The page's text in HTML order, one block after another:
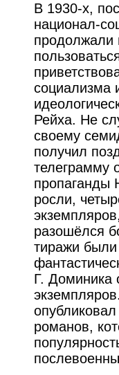
В 1930-х,
национал-
продолжали
социализма
Рейха. Не
своему
получил
телеграмму
пропаганды
росли,
разошёлся
тиражи
Г. Доминика
романов,